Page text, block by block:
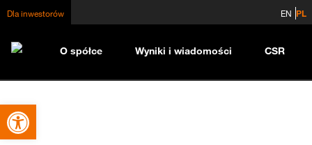
Otwórz pasek narzędzi
Dla inwestorów EN PL
O spółce Wyniki i wiadomości CSR